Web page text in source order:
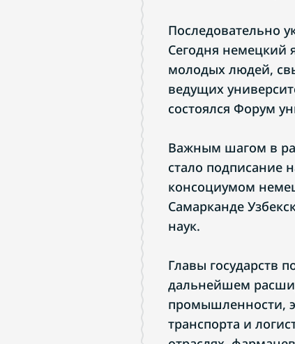
Последовательно
Сегодня немецкий
молодых людей,
ведущих
состоялся Форум
Важным шагом в
стало подписание
консоциумом
Самарканде
наук.
Главы государств
дальнейшем
промышленности,
транспорта и